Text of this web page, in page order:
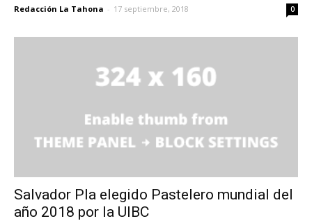
Redacción La Tahona - 17 septiembre, 2018 0
Salvador Pla elegido Pastelero mundial del
año 2018 por la UIBC